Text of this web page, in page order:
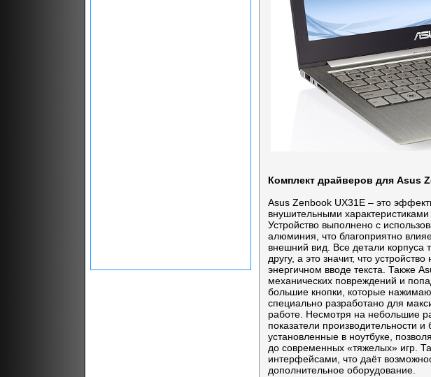
Комплект драйверов для Asus
Asus Zenbook UX31E – это
внушительными
Устройство выполнено с
алюминия, что благоприятно
внешний вид. Все детали корпуса
другу, а это значит, что
энергичном вводе текста. Также
механических повреждений и
большие кнопки, которые
специально разработано для
работе. Несмотря на небольшие
показатели производительности
установленные в ноутбуке,
до современных «тяжелых» игр.
интерфейсами, что даёт
дополнительное оборудование.